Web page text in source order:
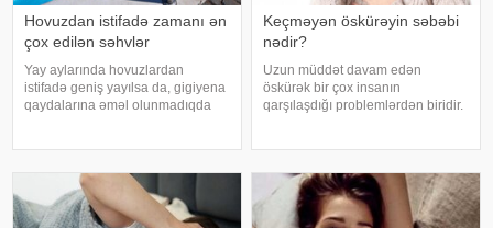
Hovuzdan istifadə zamanı ən
çox edilən səhvlər
Yay aylarında hovuzlardan
istifadə geniş yayılsa da, gigiyena
qaydalarına əməl olunmadıqda
sonra duş qəbul etmək, hovuz
kənarınd
Keçməyən öskürəyin səbəbi
nədir?
Uzun müddət davam edən
öskürək bir çox insanın
qarşılaşdığı problemlərdən biridir.
hər zaman tənəffüs yolu
infeksiyası olmur